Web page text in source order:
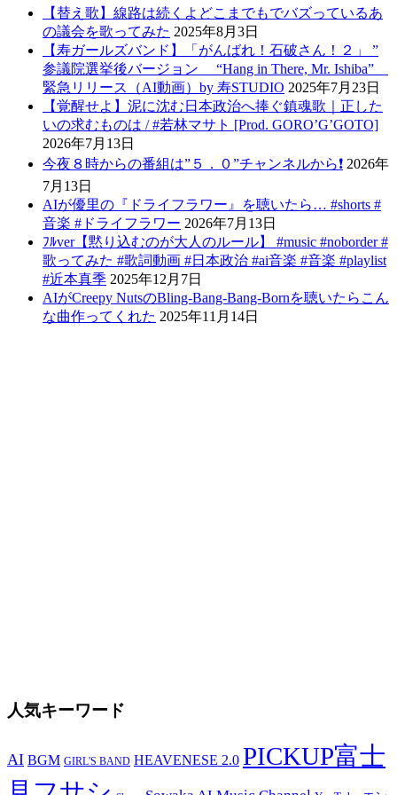
【替え歌】線路は続くよどこまでもでバズっているあ
の議会を歌ってみた 2025年8月3日
【寿ガールズバンド】「がんばれ！石破さん！２」 ”
参議院選挙後バージョン “Hang in There, Mr. Ishiba”
緊急リリース（AI動画）by 寿STUDIO 2025年7月23日
【覚醒せよ】泥に沈む日本政治へ捧ぐ鎮魂歌｜正した
いの求むものは / #若林マサト [Prod. GORO’G’GOTO]
2026年7月13日
今夜８時からの番組は”５．０”チャンネルから❗️ 2026年
7月13日
AIが優里の『ドライフラワー』を聴いたら… #shorts #
音楽 #ドライフラワー 2026年7月13日
ﾌﾙver【黙り込むのが大人のルール】 #music #noborder #
歌ってみた #歌詞動画 #日本政治 #ai音楽 #音楽 #playlist
#近本真季 2025年12月7日
AIがCreepy NutsのBling-Bang-Bang-Bornを聴いたらこん
な曲作ってくれた 2025年11月14日
人気キーワード
AI BGM GIRL'S BAND HEAVENESE 2.0 PICKUP富士